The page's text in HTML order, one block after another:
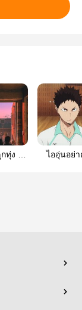
ง (
ไออุ่นอย่